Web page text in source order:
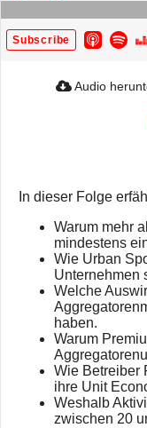
Subscribe
Audio
In dieser Folge
Warum mehr
mindestens
Wie Urban
Unternehmen
Welche
haben.
Warum
Wie Betreiber
ihre Unit
Weshalb
zwischen 20